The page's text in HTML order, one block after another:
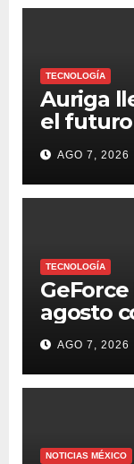
TECNOLOGÍA
Auriga
el futuro
Digital
AGO 7, 2026
TECNOLOGÍA
agosto
AGO 7, 2026
NOTICIAS MÉXICO